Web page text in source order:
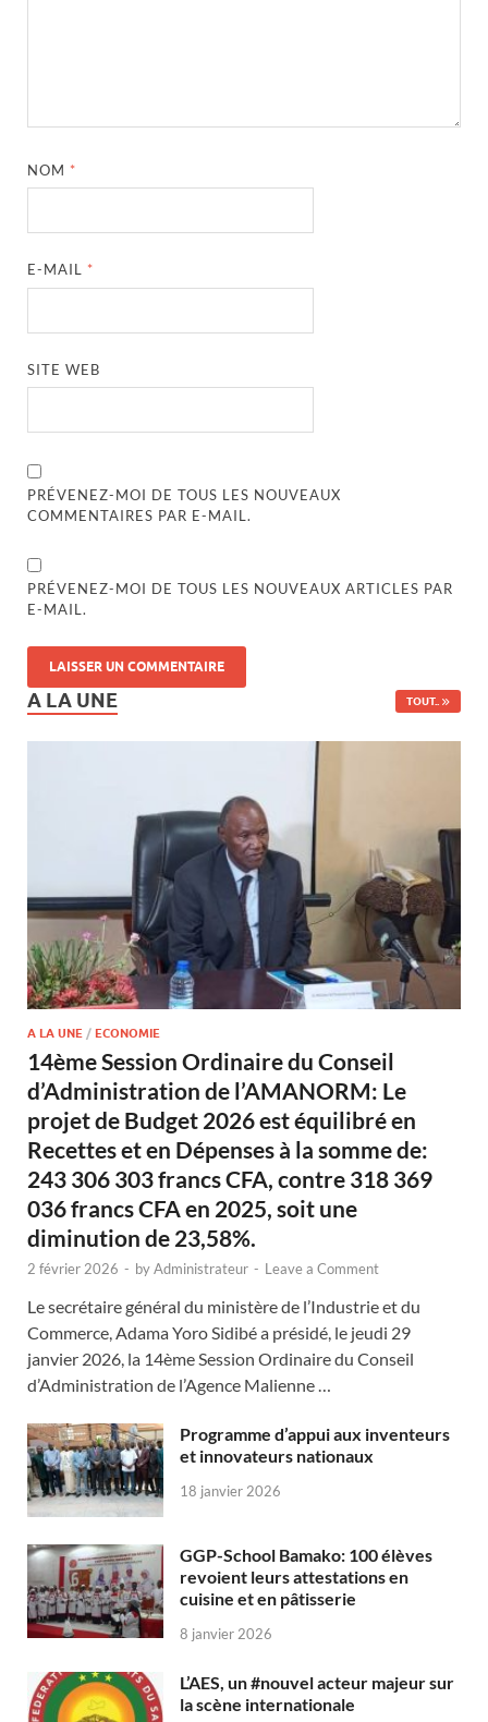
NOM *
E-MAIL *
SITE WEB
PRÉVENEZ-MOI DE TOUS LES NOUVEAUX
COMMENTAIRES PAR E-MAIL.
PRÉVENEZ-MOI DE TOUS LES NOUVEAUX ARTICLES PAR
E-MAIL.
A LA UNE TOUT..
A LA UNE / ECONOMIE
14ème Session Ordinaire du Conseil
d’Administration de l’AMANORM: Le
projet de Budget 2026 est équilibré en
Recettes et en Dépenses à la somme de:
243 306 303 francs CFA, contre 318 369
036 francs CFA en 2025, soit une
diminution de 23,58%.
2 février 2026 - byAdministrateur - Leave a Comment
Le secrétaire général du ministère de l’Industrie et du
Commerce, Adama Yoro Sidibé a présidé, le jeudi 29
janvier 2026, la 14ème Session Ordinaire du Conseil
d’Administration de l’Agence Malienne …
Programme d’appui aux inventeurs
et innovateurs nationaux
18 janvier 2026
GGP-School Bamako: 100 élèves
revoient leurs attestations en
cuisine et en pâtisserie
8 janvier 2026
L’AES, un #nouvel acteur majeur sur
la scène internationale